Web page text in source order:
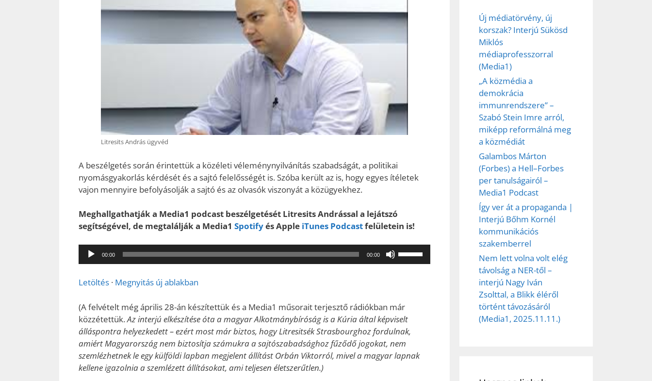
Litresits András ügyvéd
A beszélgetés során érintettük a közéleti véleménynyilvánítás szabadságát, a politikai
nyomásgyakorlás kérdését és a sajtó felelősségét is. Szóba került az is, hogy egyes ítéletek
vajon mennyire befolyásolják a sajtó és az olvasók viszonyát a közügyekhez.
Meghallgathatják a Media1 podcast beszélgetését Litresits Andrással a lejátszó
segítségével, de megtalálják a Media1 Spotifyés Apple iTunes Podcastfelületein is!
Audió
lejátszó
00:00 00:00
hangerő
a
Fel/Le
billentyűket
kell
használni.
Letöltés · Megnyitás új ablakban
(A felvételt még április 28-án készítettük és a Media1 műsorait terjesztő rádiókban már
közzétettük.Az interjú elkészítése óta a magyar Alkotmánybíróság is a Kúria által képviselt
álláspontra helyezkedett – ezért most már biztos, hogy Litresitsék Strasbourghoz fordulnak,
amiért Magyarország nem biztosítja számukra a sajtószabadsághoz fűződő jogokat, nem
szemlézhetnek le egy külföldi lapban megjelent állítást Orbán Viktorról, mivel a magyar lapnak
kellene igazolnia a szemlézett állításokat, ami teljesen életszerűtlen.)
Új médiatörvény, új
korszak? Interjú Sükösd
Miklós
médiaprofesszorral
(Media1)
„A közmédia a
demokrácia
immunrendszere” –
Szabó Stein Imre arról,
miképp reformálná meg
a közmédiát
Galambos Márton
(Forbes) a Hell–Forbes
per tanulságairól –
Media1 Podcast
Így ver át a propaganda |
Interjú Bőhm Kornél
kommunikációs
szakemberrel
Nem lett volna volt elég
távolság a NER-től –
interjú Nagy Iván
Zsolttal, a Blikk éléről
történt távozásáról
(Media1, 2025.11.11.)